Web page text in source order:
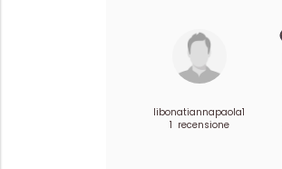
libonatiannapaola1
1 recensione